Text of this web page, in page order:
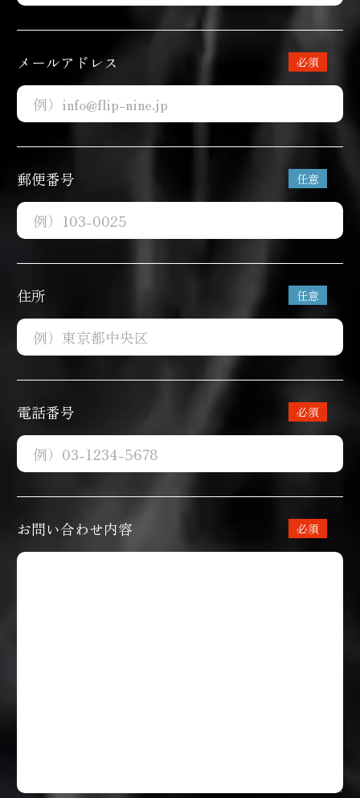
メールアドレス
郵便番号
住所
電話番号
お問い合わせ内容